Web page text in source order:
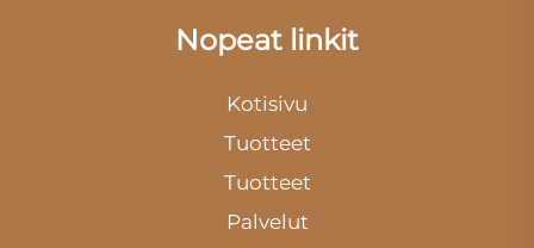
Nopeat linkit
Kotisivu
Tuotteet
Tuotteet
Palvelut